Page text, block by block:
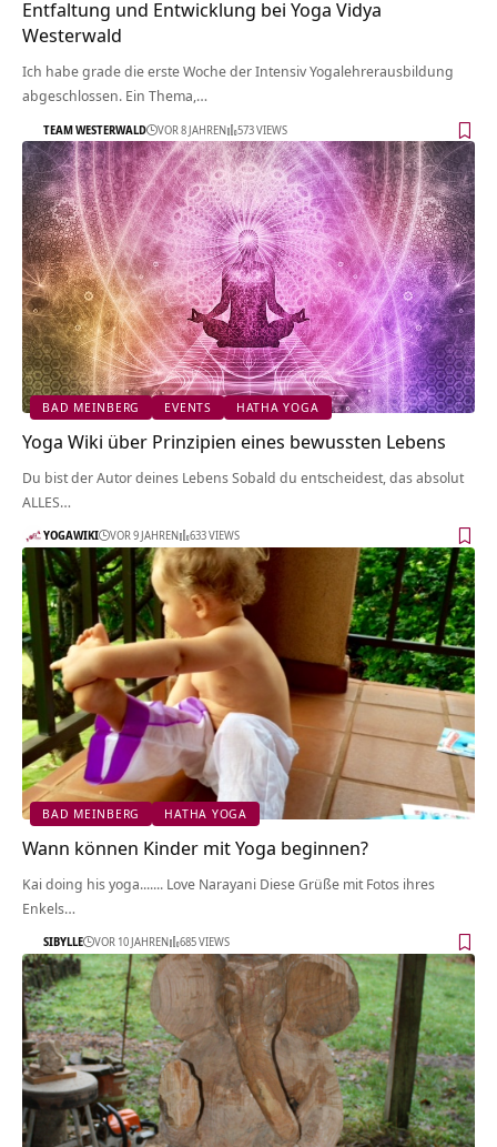
Entfaltung und Entwicklung bei Yoga Vidya
Westerwald
Ich habe grade die erste Woche der Intensiv Yogalehrerausbildung
abgeschlossen. Ein Thema,…
TEAM WESTERWALD VOR 8 JAHREN 573 VIEWS
BAD MEINBERG EVENTS HATHA YOGA
Yoga Wiki über Prinzipien eines bewussten Lebens
Du bist der Autor deines Lebens Sobald du entscheidest, das absolut
ALLES…
YOGAWIKI VOR 9 JAHREN 633 VIEWS
BAD MEINBERG HATHA YOGA
Wann können Kinder mit Yoga beginnen?
Kai doing his yoga....... Love Narayani Diese Grüße mit Fotos ihres
Enkels…
SIBYLLE VOR 10 JAHREN 685 VIEWS